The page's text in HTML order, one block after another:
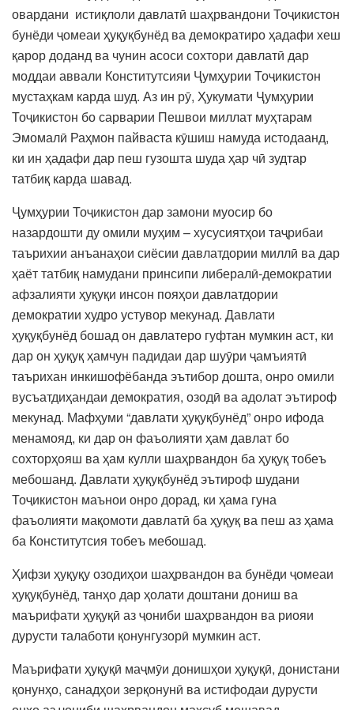
овардани истиқлоли давлатӣ шаҳрвандони Тоҷикистон
бунёди ҷомеаи ҳуқуқбунёд ва демократиро ҳадафи хеш
қарор доданд ва чунин асоси сохтори давлатӣ дар
моддаи аввали Конститутсияи Ҷумҳурии Тоҷикистон
мустаҳкам карда шуд. Аз ин рӯ, Ҳукумати Ҷумҳурии
Тоҷикистон бо сарварии Пешвои миллат муҳтарам
Эмомалӣ Раҳмон пайваста кӯшиш намуда истодаанд,
ки ин ҳадафи дар пеш гузошта шуда ҳар чӣ зудтар
татбиқ карда шавад.
Ҷумҳурии Тоҷикистон дар замони муосир бо
назардошти ду омили муҳим – хусусиятҳои таҷрибаи
таърихии анъанаҳои сиёсии давлатдории миллӣ ва дар
ҳаёт татбиқ намудани принсипи либералӣ-демократии
афзалияти ҳуқуқи инсон пояҳои давлатдории
демократии худро устувор мекунад. Давлати
ҳуқуқбунёд бошад он давлатеро гуфтан мумкин аст, ки
дар он ҳуқуқ ҳамчун падидаи дар шуӯри ҷамъиятӣ
таърихан инкишофёбанда эътибор дошта, онро омили
вусъатдиҳандаи демократия, озодӣ ва адолат эътироф
мекунад. Мафҳуми “давлати ҳуқуқбунёд” онро ифода
менамояд, ки дар он фаъолияти ҳам давлат бо
сохторҳояш ва ҳам кулли шаҳрвандон ба ҳуқуқ тобеъ
мебошанд. Давлати ҳуқуқбунёд эътироф шудани
Тоҷикистон маънои онро дорад, ки ҳама гуна
фаъолияти мақомоти давлатӣ ба ҳуқуқ ва пеш аз ҳама
ба Конститутсия тобеъ мебошад.
Ҳифзи ҳуқуқу озодиҳои шаҳрвандон ва бунёди ҷомеаи
ҳуқуқбунёд, танҳо дар ҳолати доштани дониш ва
маърифати ҳуқуқӣ аз ҷониби шаҳрвандон ва риояи
дурусти талаботи қонунгузорӣ мумкин аст.
Маърифати ҳуқуқӣ маҷмӯи донишҳои ҳуқуқӣ, донистани
қонунҳо, санадҳои зерқонунӣ ва истифодаи дурусти